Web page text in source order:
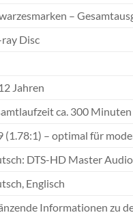
–
Disc
Jahren
ca. 300 Minuten
(1.78:1) – optimal für
DTS-HD Master
Englisch
Informationen zu